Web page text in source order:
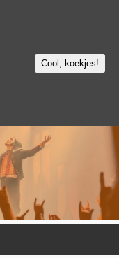
Cool, koekjes!